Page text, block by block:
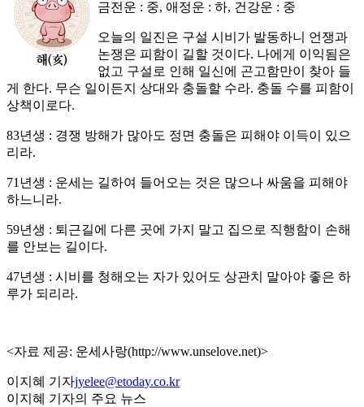
금전운 : 중, 애정운 : 하, 건강운 : 중
오늘의 일진은 구설 시비가 발동하니 언쟁과
논쟁은 피함이 길할 것이다. 나에게 이익됨은
없고 구설로 인해 일신에 곤고함만이 찾아 들
게 한다. 무슨 일이든지 상대와 충돌할 수라. 충돌 수를 피함이
상책이로다.
83년생 : 경쟁 방해가 많아도 정면 충돌은 피해야 이득이 있으
리라.
71년생 : 운세는 길하여 들어오는 것은 많으나 싸움을 피해야
하느니라.
59년생 : 퇴근길에 다른 곳에 가지 말고 집으로 직행함이 손해
를 안보는 길이다.
47년생 : 시비를 청해오는 자가 있어도 상관치 말아야 좋은 하
루가 되리라.
<자료 제공: 운세사랑(http://www.unselove.net)>
이지혜 기자jyelee@etoday.co.kr
이지혜 기자의 주요 뉴스